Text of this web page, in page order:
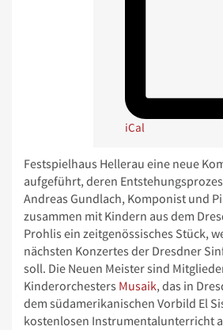
iCal
Festspielhaus Hellerau eine neue
aufgeführt, deren
Andreas Gundlach, Komponist und
zusammen mit Kindern aus dem
Prohlis ein zeitgenössisches Stück,
nächsten Konzertes der Dresdner
soll. Die Neuen Meister sind
Kinderorchesters Musaik, das in
dem südamerikanischen Vorbild El
kostenlosen Instrumentalunterricht